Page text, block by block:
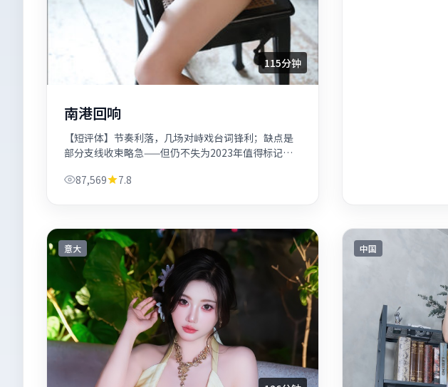
115分钟
南港回响
【短评体】节奏利落，几场对峙戏台词锋利；缺点是
部分支线收束略急——但仍不失为2023年值得标记的
87,569
7.8
意大 中国